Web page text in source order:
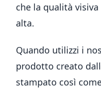
che la qualità
alta.
Quando utilizzi i
prodotto creato
stampato così